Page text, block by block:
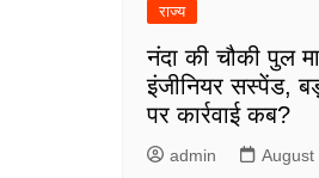
राज्य
नंदा की चौकी पुल
इंजीनियर सस्पेंड,
पर कार्रवाई कब?
admin August